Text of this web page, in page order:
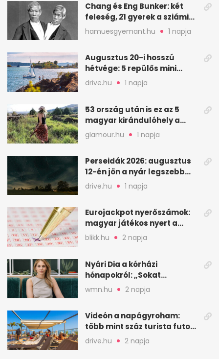
Chang és Eng Bunker: két
feleség, 21 gyerek a sziámi
ikrek életében
hamuesgyemant.hu 1 napja
Augusztus 20-i hosszú
hétvége: 5 repülős mini
nyaralás 0 szabadsággal
drive.hu 1 napja
53 ország után is ez az 5
magyar kirándulóhely a
kedvencem
glamour.hu 1 napja
Perseidák 2026: augusztus
12-én jön a nyár legszebb
csillaghullása
drive.hu 1 napja
Eurojackpot nyerőszámok:
magyar játékos nyert a
2026. augusztus 4-i húzáson
blikk.hu 2 napja
Nyári Dia a kórházi
hónapokról: „Sokat
veszekedtem Istennel”
wmn.hu 2 napja
Videón a napágyroham:
több mint száz turista futott
a helyekért Tenerifén
drive.hu 2 napja